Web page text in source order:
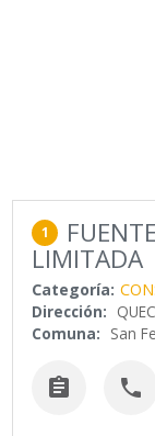
1
LIMITADA
Categoría:
Dirección:
Comuna: San
 